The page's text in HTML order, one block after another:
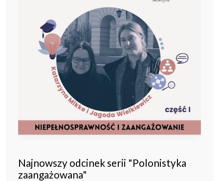
Najnowszy odcinek serii "Polonistyka
zaangażowana"